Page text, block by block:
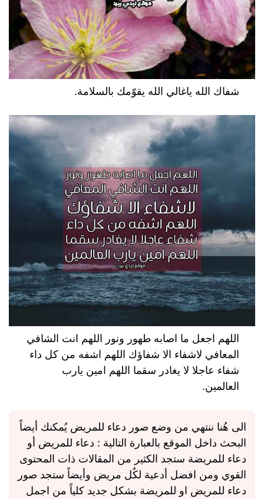
شفاك الله ياغالي الله يقوّمك بالسلامة.
اللهم اجعل ما اصابه طهور ونور اللهم انت الشافي
المعافي لاشفاء الا شفاؤك اللهم اشفه من كل داء
شفاء عاجلا لا يغادر سقما اللهم امين يارب
العالمين.
الى هُنا ننتهي من وضع صور دعاء للمريض يُمكنك أيضاً
البحث داخل الموقع بالعبارة التالية : دعاء للمريض أو
دعاء للمريضة ستجد الكثير من المقالات ذات المحتوى
القوي ومن افضل أدعية لكُل مريض وأيضاً ستجد صور
دعاء للمريض او للمريضة بشكل جديد كلياً من اجمل